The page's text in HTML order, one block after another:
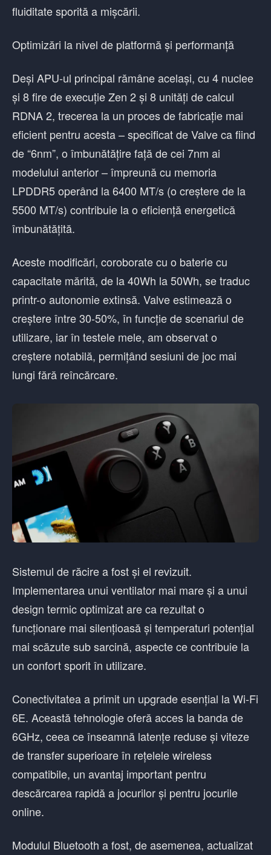
fluiditate sporită a mișcării.
Optimizări la nivel de platformă și performanță
Deși APU-ul principal rămâne același, cu 4 nuclee
și 8 fire de execuție Zen 2 și 8 unități de calcul
RDNA 2, trecerea la un proces de fabricație mai
eficient pentru acesta – specificat de Valve ca fiind
de “6nm”, o îmbunătățire față de cei 7nm ai
modelului anterior – împreună cu memoria
LPDDR5 operând la 6400 MT/s (o creștere de la
5500 MT/s) contribuie la o eficiență energetică
îmbunătățită.
Aceste modificări, coroborate cu o baterie cu
capacitate mărită, de la 40Wh la 50Wh, se traduc
printr-o autonomie extinsă. Valve estimează o
creștere între 30-50%, în funcție de scenariul de
utilizare, iar în testele mele, am observat o
creștere notabilă, permițând sesiuni de joc mai
lungi fără reîncărcare.
Sistemul de răcire a fost și el revizuit.
Implementarea unui ventilator mai mare și a unui
design termic optimizat are ca rezultat o
funcționare mai silențioasă și temperaturi potențial
mai scăzute sub sarcină, aspecte ce contribuie la
un confort sporit în utilizare.
Conectivitatea a primit un upgrade esențial la Wi-Fi
6E. Această tehnologie oferă acces la banda de
6GHz, ceea ce înseamnă latențe reduse și viteze
de transfer superioare în rețelele wireless
compatibile, un avantaj important pentru
descărcarea rapidă a jocurilor și pentru jocurile
online.
Modulul Bluetooth a fost, de asemenea, actualizat